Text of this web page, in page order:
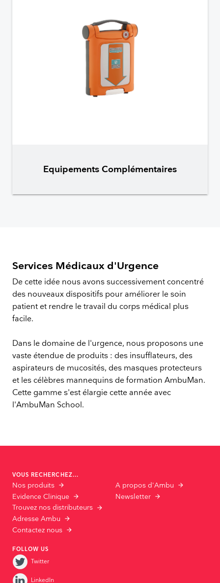
Equipements Complémentaires
Services Médicaux d'Urgence
De cette idée nous avons successivement concentré
des nouveaux dispositifs pour améliorer le soin
patient et rendre le travail du corps médical plus
facile.
Dans le domaine de l'urgence, nous proposons une
vaste étendue de produits : des insufflateurs, des
aspirateurs de mucosités, des masques protecteurs
et les célèbres mannequins de formation AmbuMan.
Cette gamme s'est élargie cette année avec
l'AmbuMan School.
VOUS RECHERCHEZ...
Nos produits
Evidence Clinique
Trouvez nos distributeurs
Adresse Ambu
Contactez nous
A propos d'Ambu
Newsletter
FOLLOW US
Twitter
LinkedIn